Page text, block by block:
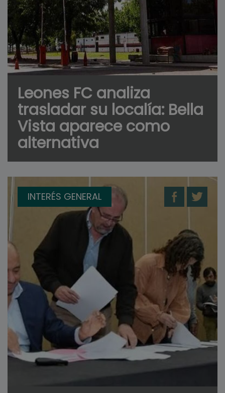
Leones FC analiza
trasladar su localía: Bella
Vista aparece como
alternativa
INTERÉS GENERAL